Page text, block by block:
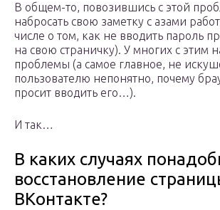
В общем-то, повозившись с этой
набросать свою заметку с азами
числе о том, как не вводить пароль
на свою страничку). У многих с этим
проблемы (а самое главное, не
пользователю непонятно, почему
просит вводить его…).
И так…
В каких случаях
восстановление
ВКонтакте?